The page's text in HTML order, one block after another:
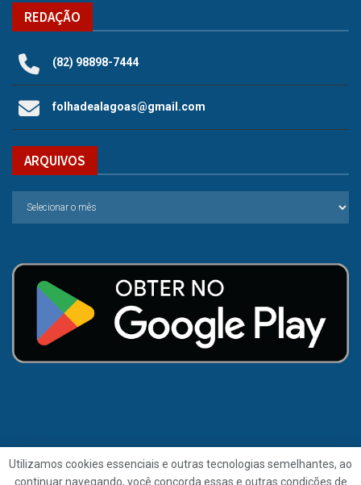
REDAÇÃO
(82) 98898-7444
folhadealagoas@gmail.com
ARQUIVOS
Utilizamos cookies essenciais e outras tecnologias semelhantes, ao
continuar navegando, você concorda essas e outras condições de